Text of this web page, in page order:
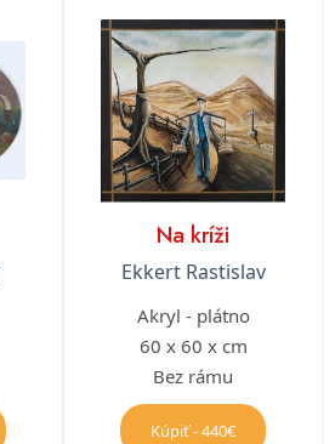
Na kríži
Ekkert Rastislav
Akryl - plátno
60 x 60 x cm
Bez rámu
Kúpiť - 440€